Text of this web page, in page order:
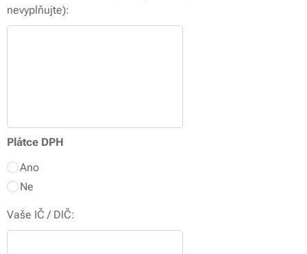
nevyplňujte):
Plátce DPH
Ano
Ne
Vaše IČ / DIČ: